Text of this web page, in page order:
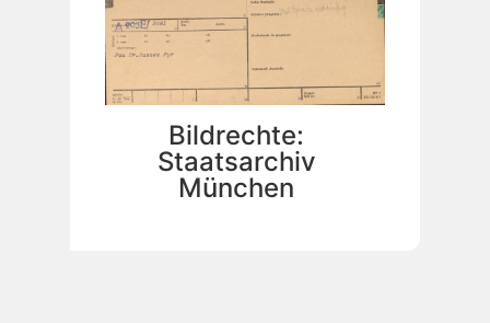
Bildrechte:
Staatsarchiv
München